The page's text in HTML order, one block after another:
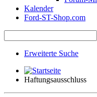
Kalender
Ford-ST-Shop.com
Erweiterte Suche
Haftungsausschluss